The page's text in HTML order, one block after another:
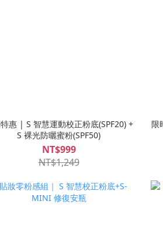
惠 | S 智慧運動校正粉底(SPF20) +
S 裸光防曬蜜粉(SPF50)
NT$999
NT$1,249
限